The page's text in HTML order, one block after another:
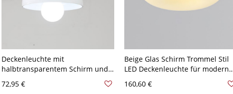
Deckenleuchte mit
halbtransparentem Schirm und
Metallgestell für Schlafzimmer -
110V-120V Weiß Gelb
72,95 €
Beige Glas Schirm Trommel Stil
LED Deckenleuchte für moderne
Wohnnutzung - 110V-120V 31,75
cm
160,60 €